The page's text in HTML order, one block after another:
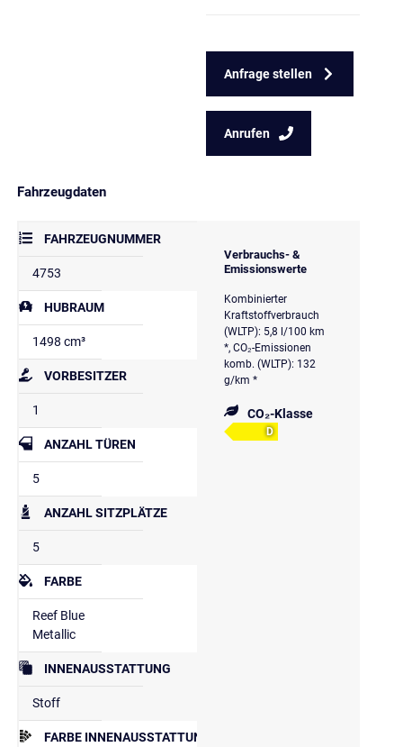
Anfrage stellen
Anrufen
Fahrzeugdaten
FAHRZEUGNUMMER
4753
HUBRAUM
1498 cm³
VORBESITZER
1
ANZAHL TÜREN
5
ANZAHL SITZPLÄTZE
5
FARBE
Reef Blue
Metallic
INNENAUSSTATTUNG
Stoff
FARBE INNENAUSSTATTUNG
Verbrauchs- &
Emissionswerte
Kombinierter
Kraftstoffverbrauch
(WLTP): 5,8 l/100 km
*, CO₂-Emissionen
komb. (WLTP): 132
g/km *
CO₂-Klasse
D